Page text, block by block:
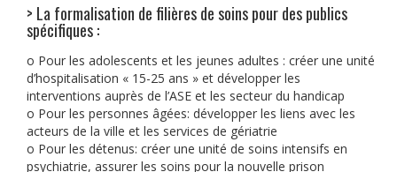
> La formalisation de filières de soins pour des publics
spécifiques :
o Pour les adolescents et les jeunes adultes : créer une unité
d’hospitalisation « 15-25 ans » et développer les
interventions auprès de l’ASE et les secteur du handicap
o Pour les personnes âgées: développer les liens avec les
acteurs de la ville et les services de gériatrie
o Pour les détenus: créer une unité de soins intensifs en
psychiatrie, assurer les soins pour la nouvelle prison